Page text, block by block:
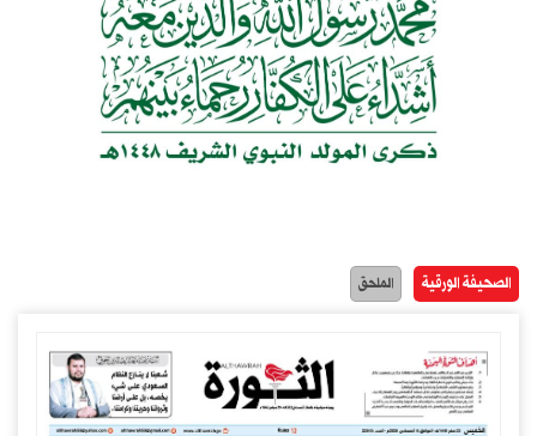
الصحيفة الورقية الملحق